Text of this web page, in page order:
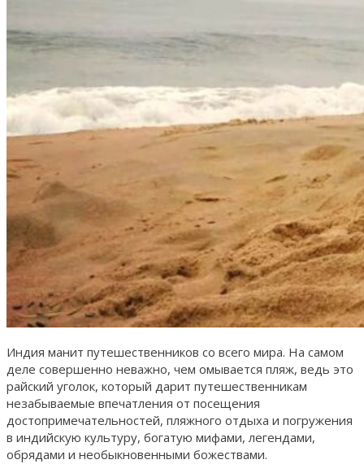
Индия манит путешественников со всего мира. На самом
деле совершенно неважно, чем омывается пляж, ведь это
райский уголок, который дарит путешественникам
незабываемые впечатления от посещения
достопримечательностей, пляжного отдыха и погружения
в индийскую культуру, богатую мифами, легендами,
обрядами и необыкновенными божествами.